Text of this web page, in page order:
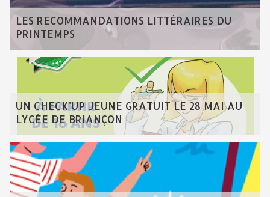
LES RECOMMANDATIONS LITTÉRAIRES DU
PRINTEMPS
UN CHECK'UP JEUNE GRATUIT LE 28 MAI AU
LYCÉE DE BRIANÇON